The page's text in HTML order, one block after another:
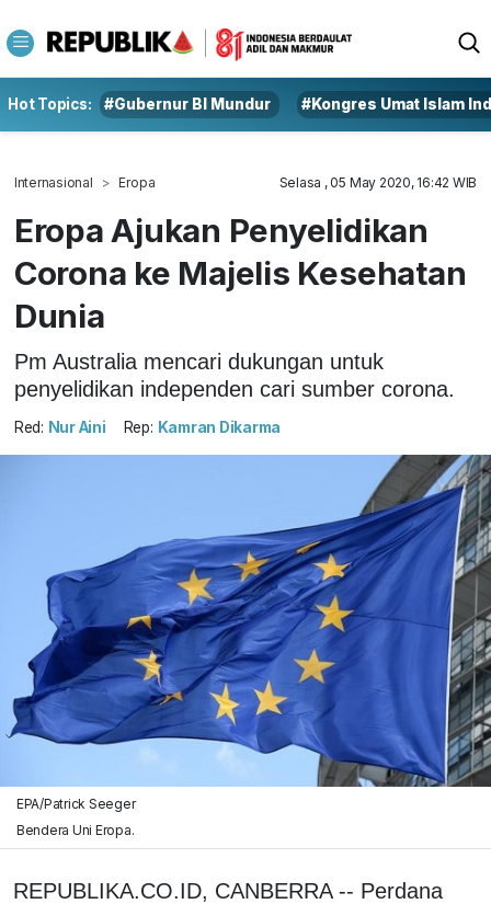
Hot Topics: #Gubernur BI Mundur #Kongres Umat Islam
Internasional Eropa Selasa , 05 May 2020, 16:42 WIB
Eropa Ajukan Penyelidikan
Corona ke Majelis Kesehatan
Dunia
Pm Australia mencari dukungan untuk
penyelidikan independen cari sumber corona.
Red: Nur Aini Rep: Kamran Dikarma
EPA/Patrick Seeger
Bendera Uni Eropa.
REPUBLIKA.CO.ID, CANBERRA -- Perdana